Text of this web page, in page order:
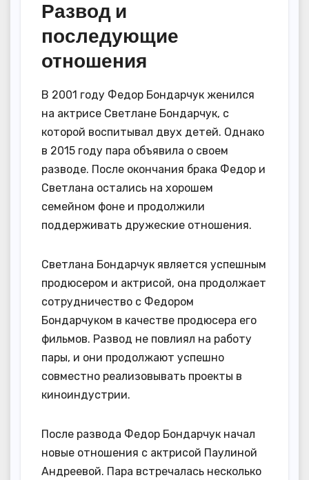
Развод и
последующие
отношения
В 2001 году Федор Бондарчук женился
на актрисе Светлане Бондарчук, с
которой воспитывал двух детей. Однако
в 2015 году пара объявила о своем
разводе. После окончания брака Федор и
Светлана остались на хорошем
семейном фоне и продолжили
поддерживать дружеские отношения.
Светлана Бондарчук является успешным
продюсером и актрисой, она продолжает
сотрудничество с Федором
Бондарчуком в качестве продюсера его
фильмов. Развод не повлиял на работу
пары, и они продолжают успешно
совместно реализовывать проекты в
киноиндустрии.
После развода Федор Бондарчук начал
новые отношения с актрисой Паулиной
Андреевой. Пара встречалась несколько